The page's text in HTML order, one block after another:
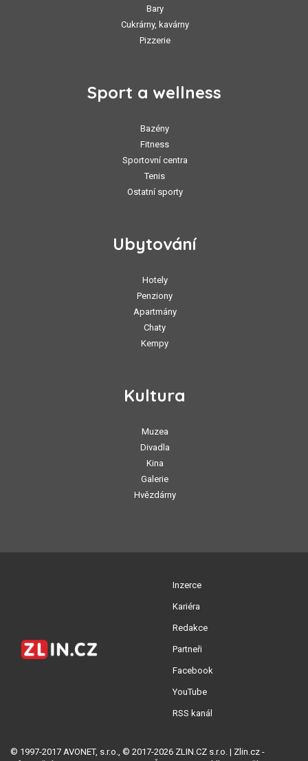
Bary
Cukrárny, kavárny
Pizzerie
Sport a wellness
Bazény
Fitness
Sportovní centra
Tenis
Ostatní sporty
Ubytování
Hotely
Penziony
Apartmány
Chaty
Kempy
Kultura
Muzea
Divadla
Kina
Galerie
Hvězdárny
Inzerce
Kariéra
Redakce
Partneři
Facebook
YouTube
RSS kanál
© 1997-2017 AVONET, s.r.o., © 2017-2026 ZLIN.CZ s.r.o. | Zlin.cz -